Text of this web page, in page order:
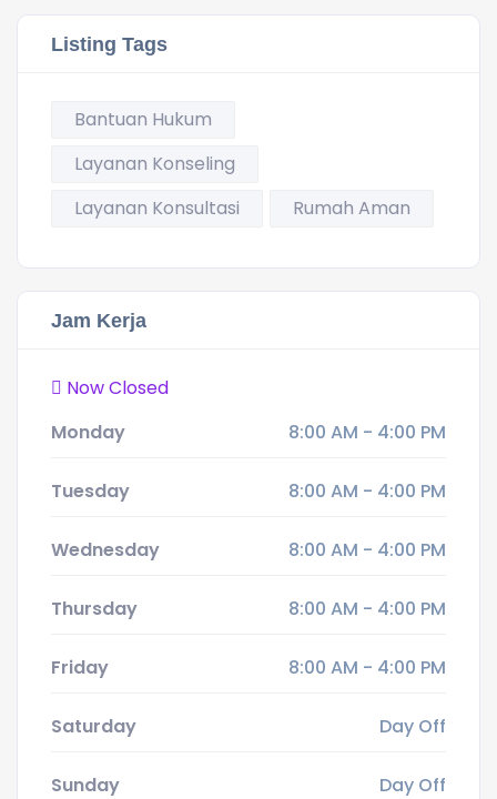
Listing Tags
Bantuan Hukum
Layanan Konseling
Layanan Konsultasi
Rumah Aman
Jam Kerja
Now Closed
Monday
8:00 AM - 4:00 PM
Tuesday 8:00 AM - 4:00 PM
Wednesday 8:00 AM - 4:00 PM
Thursday 8:00 AM - 4:00 PM
Friday 8:00 AM - 4:00 PM
Saturday Day Off
Sunday Day Off